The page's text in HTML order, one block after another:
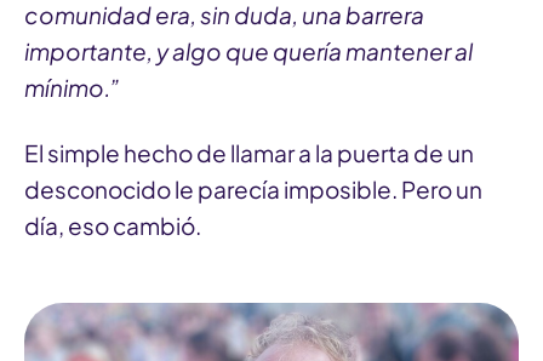
comunidad era, sin duda, una barrera
importante, y algo que quería mantener al
mínimo.”
El simple hecho de llamar a la puerta de un
desconocido le parecía imposible. Pero un
día, eso cambió.